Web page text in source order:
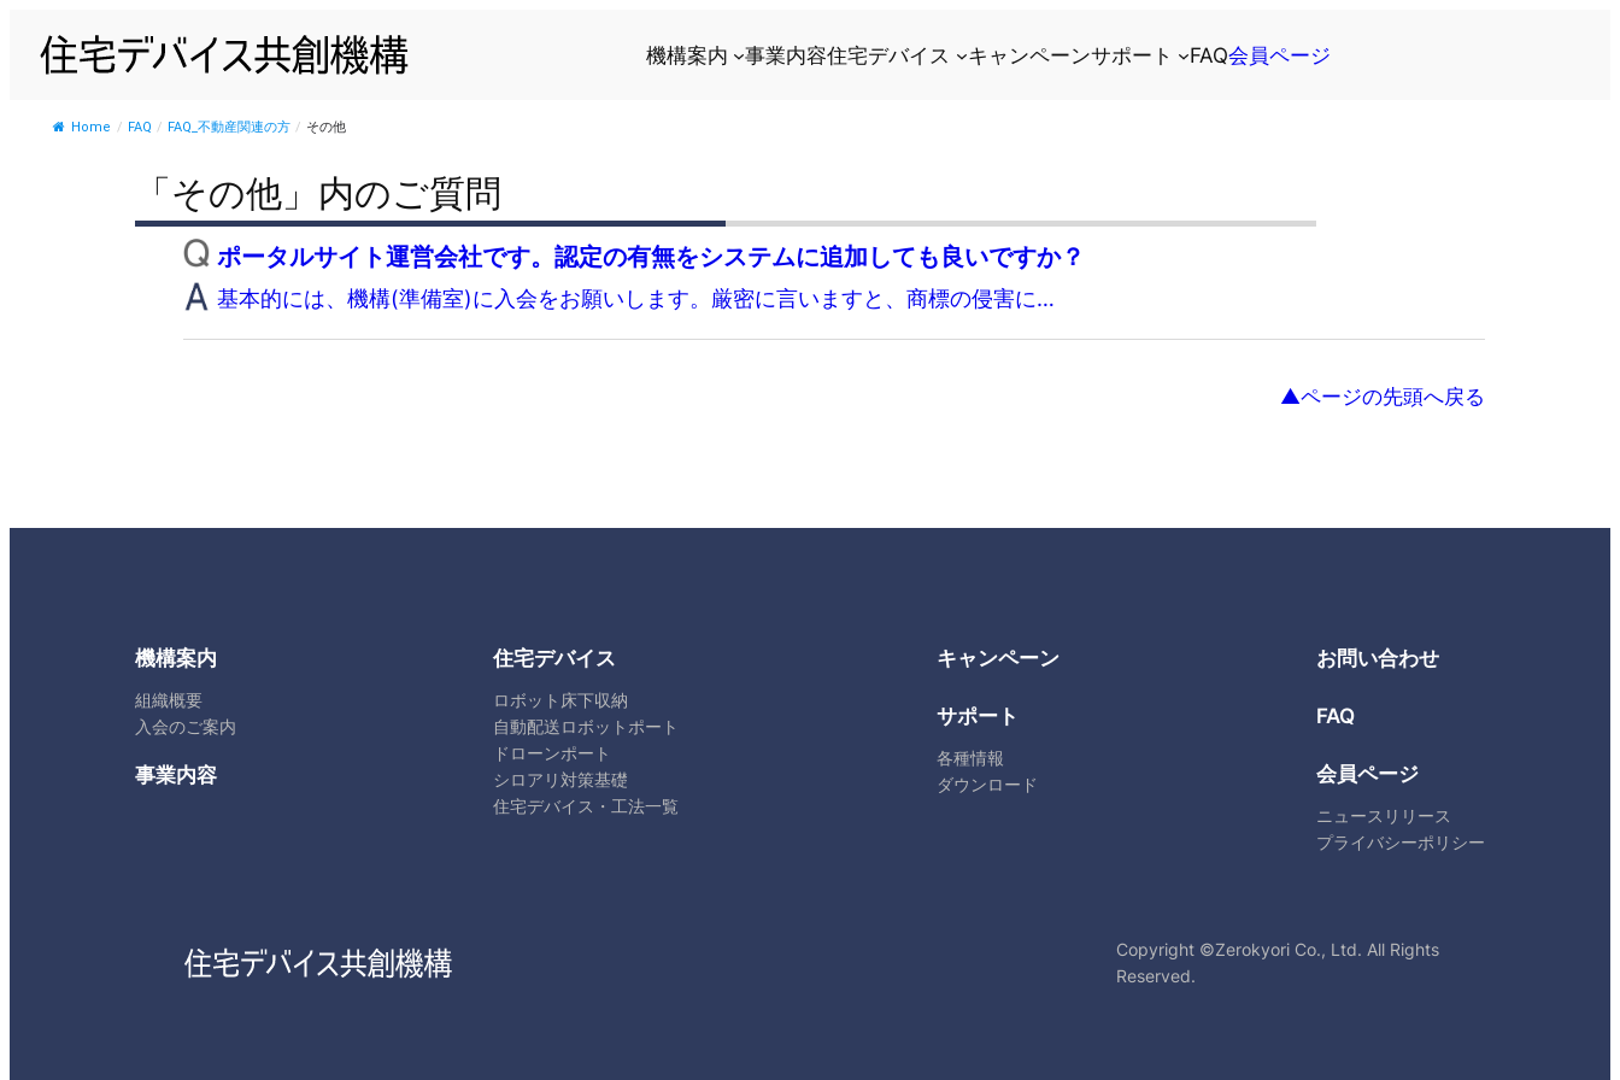
機構案内 事業内容住宅デバイス キャンペーンサポート FAQ会員ページ
Home / FAQ / FAQ_不動産関連の方 / その他
「その他」内のご質問
ポータルサイト運営会社です。認定の有無をシステムに追加しても良いですか？
基本的には、機構(準備室)に入会をお願いします。厳密に言いますと、商標の侵害に…
▲ページの先頭へ戻る
機構案内
組織概要
入会のご案内
事業内容
住宅デバイス
ロボット床下収納
自動配送ロボットポート
ドローンポート
シロアリ対策基礎
住宅デバイス・工法一覧
キャンペーン
サポート
各種情報
ダウンロード
お問い合わせ
FAQ
会員ページ
ニュースリリース
プライバシーポリシー
Copyright ©Zerokyori Co., Ltd. All Rights
Reserved.